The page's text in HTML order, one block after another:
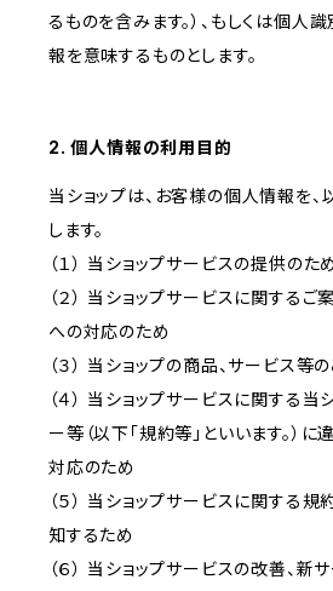
るものを含みます。）、もしくは個人
報を意味するものとします。
2. 個人情報の利用目的
当ショップは、お客様の個人情報を
します。
（１） 当ショップサービスの提供のため
（２） 当ショップサービスに関する
への対応のため
（３） 当ショップの商品、サービス等
（４） 当ショップサービスに関する当
ー等（以下「規約等」といいます。）
対応のため
（５） 当ショップサービスに関する
知するため
（６） 当ショップサービスの改善、